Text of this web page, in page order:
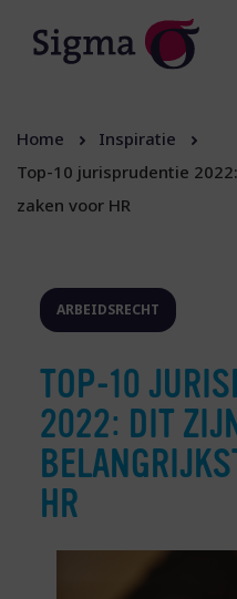
Home
Inspiratie
Top-10 jurisprudentie
zaken voor HR
ARBEIDSRECHT
TOP-10
2022: DIT
HR